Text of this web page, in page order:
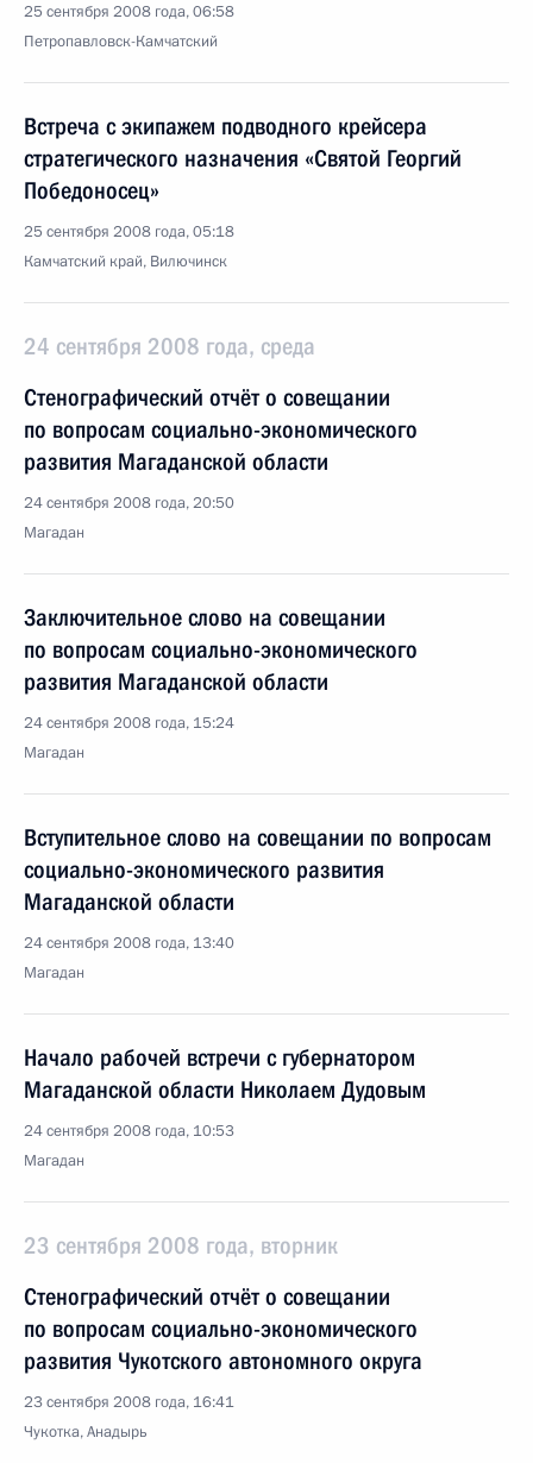
25 сентября 2008 года, 06:58
Петропавловск-Камчатский
Встреча с экипажем подводного крейсера
стратегического назначения «Святой Георгий
Победоносец»
25 сентября 2008 года, 05:18
Камчатский край, Вилючинск
24 сентября 2008 года, среда
Стенографический отчёт о совещании
по вопросам социально-экономического
развития Магаданской области
24 сентября 2008 года, 20:50
Магадан
Заключительное слово на совещании
по вопросам социально-экономического
развития Магаданской области
24 сентября 2008 года, 15:24
Магадан
Вступительное слово на совещании по вопросам
социально-экономического развития
Магаданской области
24 сентября 2008 года, 13:40
Магадан
Начало рабочей встречи с губернатором
Магаданской области Николаем Дудовым
24 сентября 2008 года, 10:53
Магадан
23 сентября 2008 года, вторник
Стенографический отчёт о совещании
по вопросам социально-экономического
развития Чукотского автономного округа
23 сентября 2008 года, 16:41
Чукотка, Анадырь